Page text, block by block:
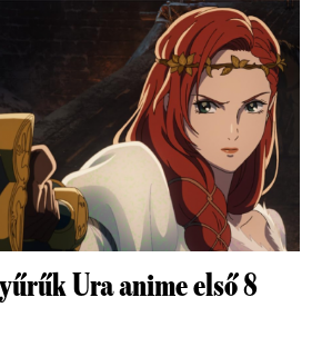
Ura anime első 8